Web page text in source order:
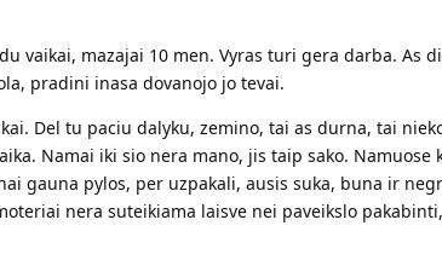
vaikai, mazajai 10 men. Vyras turi gera darba. As
pradini inasa dovanojo jo tevai.
Del tu paciu dalyku, zemino, tai as durna, tai
Namai iki sio nera mano, jis taip sako. Namuose
gauna pylos, per uzpakali, ausis suka, buna ir
nera suteikiama laisve nei paveikslo